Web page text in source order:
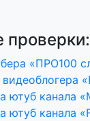
проверки:
«ПРО100
ютуб канала
ютуб канала